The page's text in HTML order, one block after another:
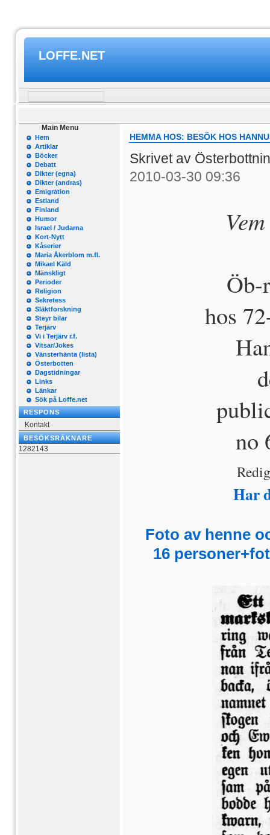
LOFFE.NET
Main Menu
Hem
Artiklar
Böcker
Debatt
Dikter (egna)
Dikter (andras)
Emigration
Estland
Finland
Humor
Israel / Judarna
Kort-Nytt
Kåserier
Maria Åkerblom m.fl.
Mikael Käld
Mänskligt
Perioder
Religion
Sekretess
Släktforskning
Steyr bilar
Terjärv
Vi i Terjärv r.f.
Vitsar/Jokes
Vänsterhänta (lista)
Österbotten
Dagstidningar
Links
Länkar
Sök på Loffe.net
RESPONS
Kontakt
BESÖKSRÄKNARE
1282143
HEMMA HOS: BESÖK HOS
Skrivet av
2010-03-30 09:36
Öb-
hos
no
Har
Foto av henne
16